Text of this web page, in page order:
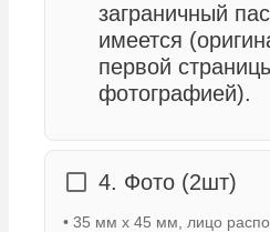
заграничный
имеется
первой
фотографией).
4. Фото (2шт)
• 35 мм x 45 мм, лицо